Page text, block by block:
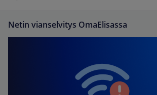
Netin vianselvitys OmaElisassa